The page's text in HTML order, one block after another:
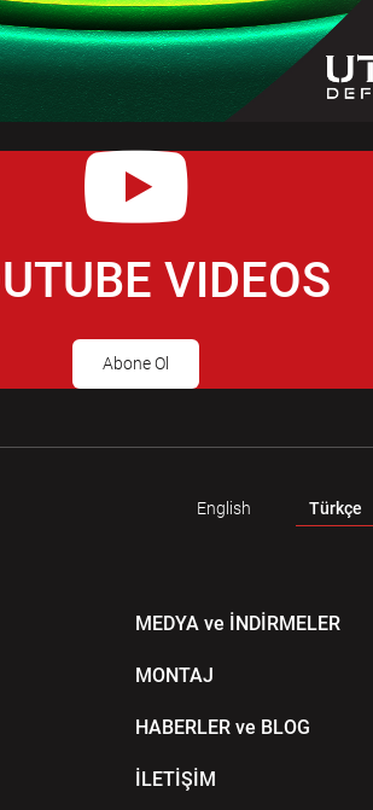
VIDEOS
Abone Ol
English Türkçe
MEDYA ve İNDİRMELER
MONTAJ
HABERLER ve BLOG
İLETİŞİM